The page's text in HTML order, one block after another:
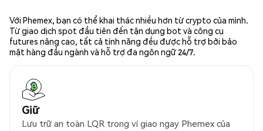
Với Phemex, bạn có thể khai thác nhiều hơn từ crypto của mình.
Từ giao dịch spot đầu tiên đến tận dụng bot và công cụ
futures nâng cao, tất cả tính năng đều được hỗ trợ bởi bảo
mật hàng đầu ngành và hỗ trợ đa ngôn ngữ 24/7.
Giữ
Lưu trữ an toàn LQR trong ví giao ngay Phemex của